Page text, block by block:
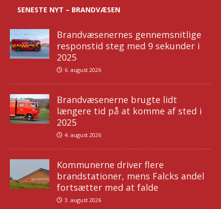
SENESTE NYT – BRANDVÆSEN
Brandvæsenernes gennemsnitlige
responstid steg med 9 sekunder i
2025
6. august 2026
Brandvæsenerne brugte lidt
længere tid på at komme af sted i
2025
4. august 2026
Kommunerne driver flere
brandstationer, mens Falcks andel
fortsætter med at falde
3. august 2026